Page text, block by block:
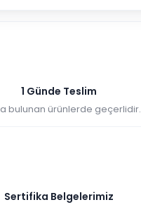
1 Günde Teslim
bulunan ürünlerde geçerlidir.
Sertifika Belgelerimiz